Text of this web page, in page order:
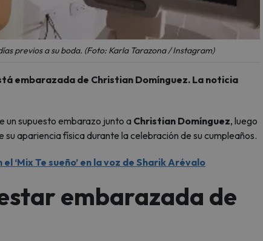
previos a su boda. (Foto: Karla Tarazona / Instagram)
embarazada de Christian Domínguez. La noticia
un supuesto embarazo junto a Christian Domínguez, luego
apariencia física durante la celebración de su cumpleaños.
‘Mix Te sueño’ en la voz de Sharik Arévalo
embarazada de